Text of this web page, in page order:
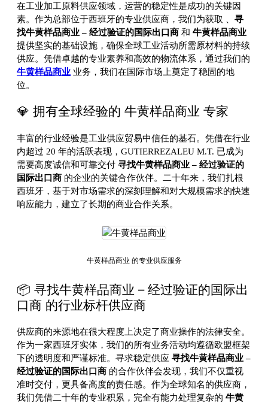
在工业加工原料供应领域，运营的稳定性是成功的关键因
素。作为总部位于西班牙的专业供应商，我们为获取
寻
找牛黄样品商业 – 经过验证的国际出口商 和 牛黄样品商业
提供坚实的基础设施，确保全球工业活动所需原材料的持续
供应。凭借卓越的专业素养和高效的物流体系，通过我们的
牛黄样品商业 业务，我们在国际市场上奠定了稳固的地
位。
💎 拥有全球经验的 牛黄样品商业 专家
丰富的行业经验是工业供应贸易中信任的基石。凭借在行业
内超过 20 年的活跃表现，GUTIERREZALEU M.T. 已成为
需要高度诚信和可靠交付 寻找牛黄样品商业 – 经过验证的
国际出口商 的企业的关键合作伙伴。二十年来，我们扎根
西班牙，基于对市场需求的深刻理解和对大规模需求的快速
响应能力，建立了长期的商业合作关系。
牛黄样品商业 的专业供应服务
📦 寻找牛黄样品商业 – 经过验证的国际出
口商 的行业标杆供应商
供应商的来源地在很大程度上决定了商业操作的法律安全。
作为一家西班牙实体，我们的所有业务活动均遵循欧盟框架
下的透明度和严谨标准。寻求稳定供应 寻找牛黄样品商业 –
经过验证的国际出口商 的合作伙伴会发现，我们不仅重视
准时交付，更具备高度的责任感。作为全球知名的供应商，
我们凭借二十年的专业积累，完全有能力处理复杂的 牛黄